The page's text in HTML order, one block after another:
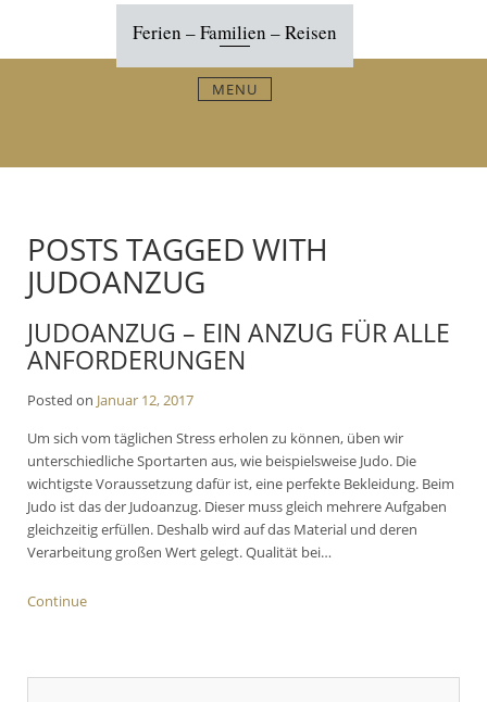
content
Ferien – Familien – Reisen
MENU
POSTS TAGGED WITH
JUDOANZUG
JUDOANZUG – EIN ANZUG FÜR ALLE
ANFORDERUNGEN
Posted on Januar 12, 2017
Um sich vom täglichen Stress erholen zu können, üben wir
unterschiedliche Sportarten aus, wie beispielsweise Judo. Die
wichtigste Voraussetzung dafür ist, eine perfekte Bekleidung. Beim
Judo ist das der Judoanzug. Dieser muss gleich mehrere Aufgaben
gleichzeitig erfüllen. Deshalb wird auf das Material und deren
Verarbeitung großen Wert gelegt. Qualität bei…
Continue